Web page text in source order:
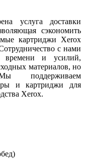
услуга доставки
сэкономить
картриджи Xerox
с нами
времени и усилий,
материалов, но
поддерживаем
и картриджи для
Xerox.